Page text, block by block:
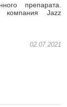
препарата.
компания Jazz
02.07.2021